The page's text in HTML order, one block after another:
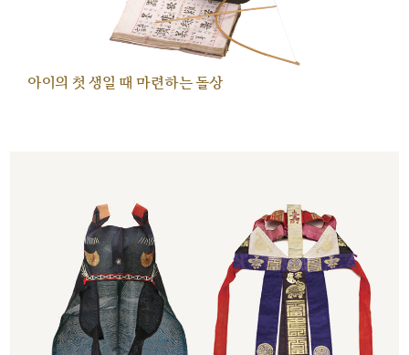
아이의 첫 생일 때 마련하는 돌상